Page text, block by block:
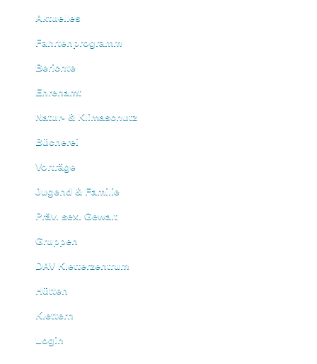
Aktuelles
Fahrtenprogramm
Berichte
Ehrenamt
Natur- & Klimaschutz
Bücherei
Vorträge
Jugend & Familie
Präv. sex. Gewalt
Gruppen
DAV Kletterzentrum
Hütten
Klettern
Login